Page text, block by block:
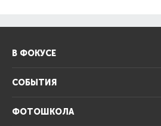
В ФОКУСЕ
СОБЫТИЯ
ФОТОШКОЛА